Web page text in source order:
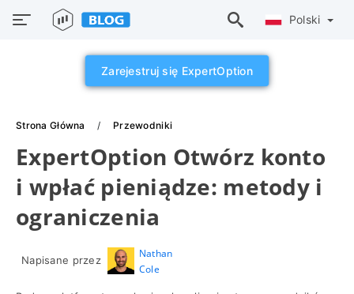
Polski
Zarejestruj się ExpertOption
Strona Główna Przewodniki
ExpertOption Otwórz konto
i wpłać pieniądze: metody i
ograniczenia
Napisane przez
Nathan
Cole